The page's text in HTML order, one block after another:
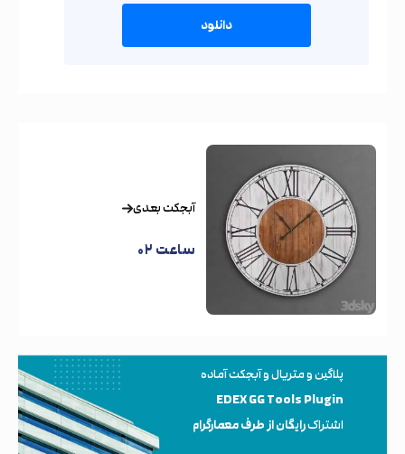
دانلود
آبجکت بعدی
ساعت ۰۲
پلاگین و متریال و آبجکت آماده
EDEX GG Tools Plugin
اشتراکرایگان از طرف معمارگرام